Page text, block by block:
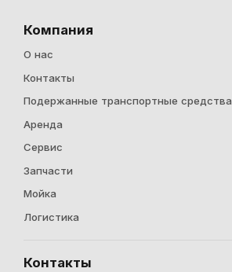
Компания
О нас
Контакты
Подержанные транспортные средства
Аренда
Cервис
Запчасти
Мойка
Логистика
Контакты